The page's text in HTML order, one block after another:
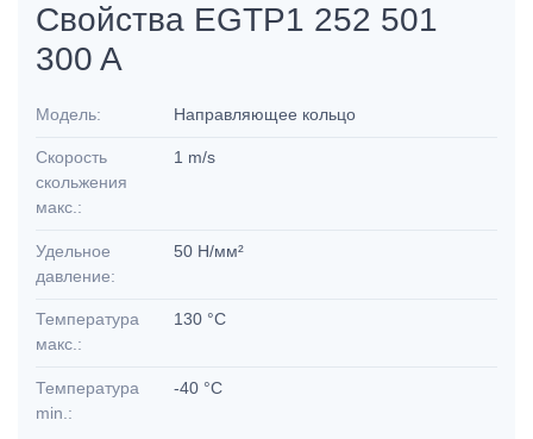
Свойства EGTP1 252 501
300 A
Модель: Направляющее кольцо
Скорость
скольжения
макс.:
1 m/s
Удельное
давление:
50 Н/мм²
Температура
макс.:
130 °C
Температура
min.:
-40 °C